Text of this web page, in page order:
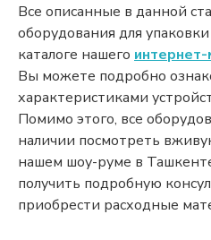
Все описанные в данной
оборудования для
каталоге нашего интернет-
Вы можете подробно
характеристиками
Помимо этого, все
наличии посмотреть
нашем шоу-руме в
получить подробную
приобрести расходные